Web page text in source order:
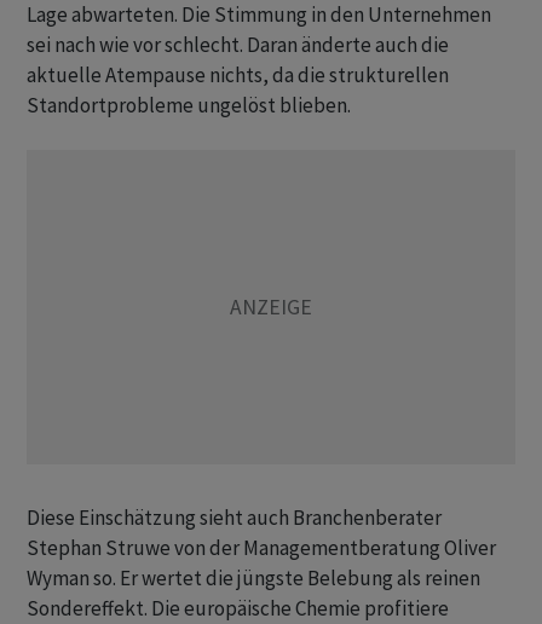
Lage abwarteten. Die Stimmung in den Unternehmen
sei nach wie vor schlecht. Daran änderte auch die
aktuelle ​Atempause nichts, da die strukturellen
Standortprobleme ungelöst blieben.
Diese ⁠Einschätzung sieht auch Branchenberater
Stephan Struwe von der Managementberatung Oliver
Wyman so. Er wertet die jüngste Belebung als reinen
Sondereffekt. Die europäische Chemie profitiere